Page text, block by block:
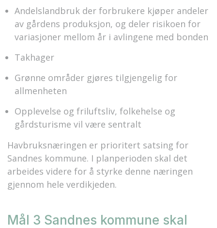
Andelslandbruk der forbrukere kjøper andeler
av gårdens produksjon, og deler risikoen for
variasjoner mellom år i avlingene med bonden
Takhager
Grønne områder gjøres tilgjengelig for
allmenheten
Opplevelse og friluftsliv, folkehelse og
gårdsturisme vil være sentralt
Havbruksnæringen er prioritert satsing for
Sandnes kommune. I planperioden skal det
arbeides videre for å styrke denne næringen
gjennom hele verdikjeden.
Mål 3 Sandnes kommune skal